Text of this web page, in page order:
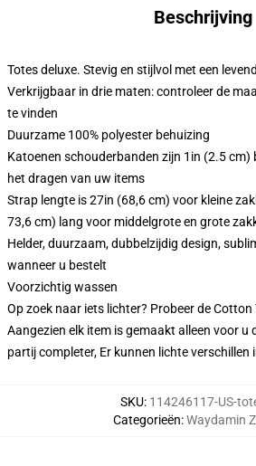
Beschrijving
Totes deluxe. Stevig en stijlvol met een
Verkrijgbaar in drie maten: controleer de
te vinden
Duurzame 100% polyester behuizing
Katoenen schouderbanden zijn 1in (2.5 cm)
het dragen van uw items
Strap lengte is 27in (68,6 cm) voor kleine
73,6 cm) lang voor middelgrote en grote
Helder, duurzaam, dubbelzijdig design,
wanneer u bestelt
Voorzichtig wassen
Op zoek naar iets lichter? Probeer de Cotton
Aangezien elk item is gemaakt alleen voor u
partij completer, Er kunnen lichte
SKU: 114246117-US-
Categorieën:Waydamin